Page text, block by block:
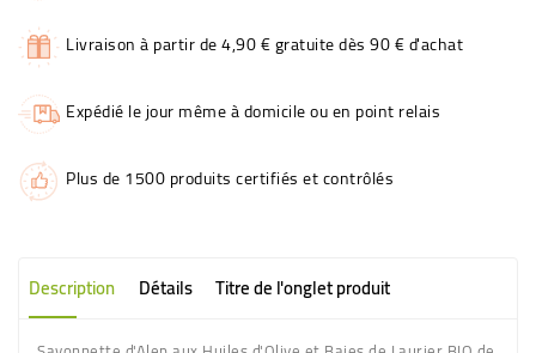
Livraison à partir de 4,90 € gratuite dès 90 € d'achat
Expédié le jour même à domicile ou en point relais
Plus de 1500 produits certifiés et contrôlés
Description Détails Titre de l'onglet produit